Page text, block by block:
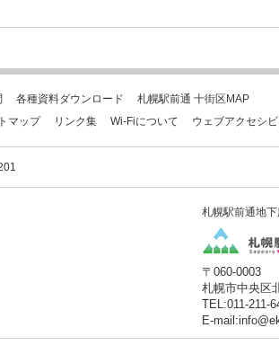
各種資料ダウンロード
札幌駅前通 十街区MAP
マップ リンク集 Wi-Fiについて ウェブアクセシ
札幌駅前通地
〒060-0003
札幌市中央区
TEL:011-211-
E-